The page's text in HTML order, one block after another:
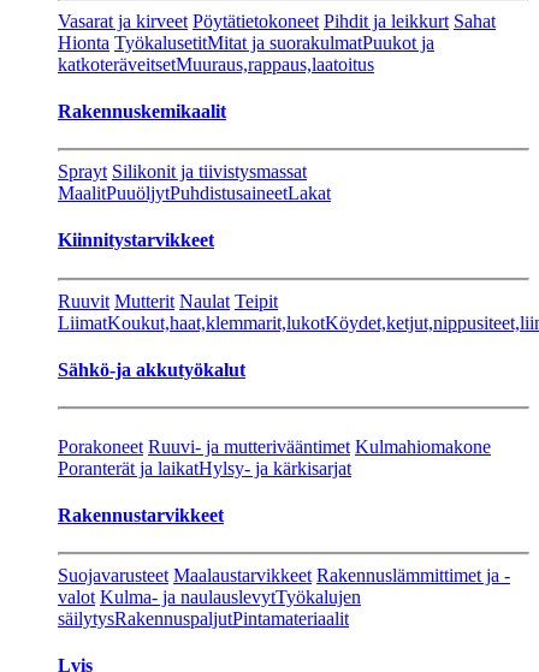
Vasarat ja kirveet Pöytätietokoneet Pihdit ja leikkurt Sahat
Hionta TyökalusetitMitat ja suorakulmatPuukot ja
katkoteräveitsetMuuraus,rappaus,laatoitus
Rakennuskemikaalit
Sprayt Silikonit ja tiivistysmassat
MaalitPuuöljytPuhdistusaineetLakat
Kiinnitystarvikkeet
Ruuvit Mutterit Naulat Teipit
LiimatKoukut,haat,klemmarit,lukot
Sähkö-ja akkutyökalut
Porakoneet Ruuvi- ja mutterivääntimet Kulmahiomakone
Poranterät ja laikatHylsy- ja kärkisarjat
Rakennustarvikkeet
Suojavarusteet Maalaustarvikkeet Rakennuslämmittimet ja -
valot Kulma- ja naulauslevytTyökalujen
säilytysRakennuspaljutPintamateriaalit
Lvis